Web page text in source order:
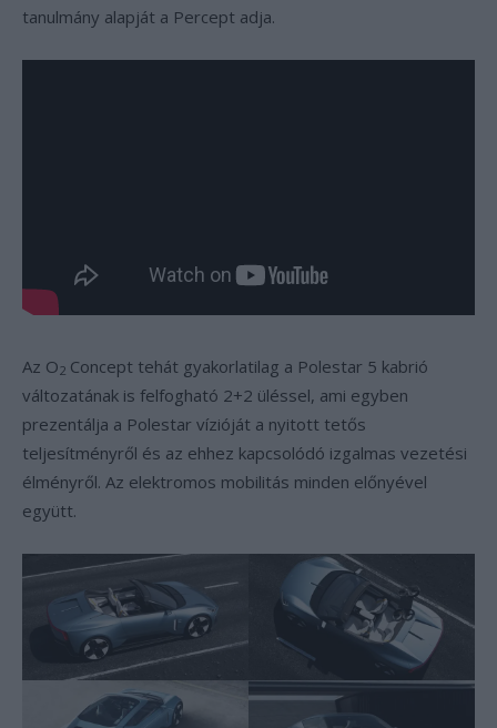
tanulmány alapját a Percept adja.
Az O2 Concept tehát gyakorlatilag a Polestar 5 kabrió
változatának is felfogható 2+2 üléssel, ami egyben
prezentálja a Polestar vízióját a nyitott tetős
teljesítményről és az ehhez kapcsolódó izgalmas vezetési
élményről. Az elektromos mobilitás minden előnyével
együtt.